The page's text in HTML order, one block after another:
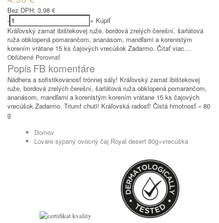
Bez DPH: 3.98 €
-
+ Kúpiť
Kráľovský zamat ibištekovej ruže, bordová zrelých čerešní, šarlátová
ruža obklopená pomarančom, ananásom, mandľami a korenistým
korením vrátane 15 ks čajových vrecúšok Zadarmo. Čítať viac...
Obľúbené Porovnať
Popis FB komentáre
Nádhera a sofistikovanosť trónnej sály! Kráľovský zamat ibištekovej
ruže, bordová zrelých čerešní, šarlátová ruža obklopená pomarančom,
ananásom, mandľami a korenistým korením vrátane 15 ks čajových
vrecúšok Zadarmo. Triumf chuti! Kráľovská radosť! Čistá hmotnosť – 80
g
Domov
Lovare sypaný ovocný čaj Royal desert 80g+vrecúška